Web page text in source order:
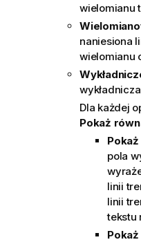
wielomianu
naniesiona
wielomianu
Dla każdej
Pokaż
pola
linii
linii
tekstu
Pokaż